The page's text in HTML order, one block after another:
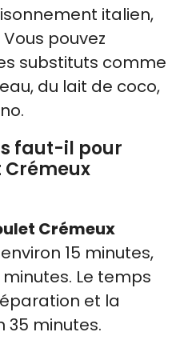
italien,
pouvez
substituts comme
du lait de coco,
faut-il pour
Crémeux
15 minutes,
Le temps
et la
35 minutes.